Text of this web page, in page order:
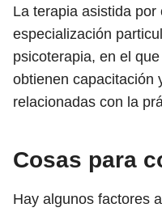
La terapia asistida
especialización
psicoterapia, en el
obtienen capacitación
relacionadas con la
Cosas para
Hay algunos factores